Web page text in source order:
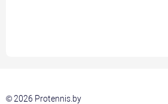
© 2026 Protennis.by